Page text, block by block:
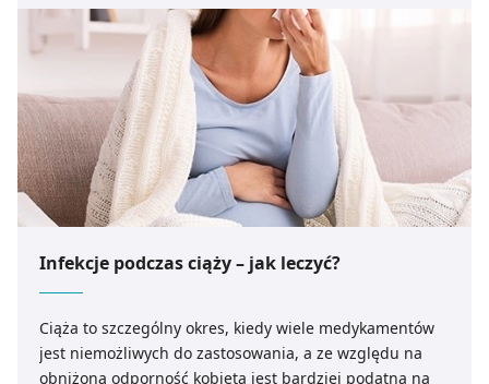
żywieniowych jak również regularnego sięgania po
kosmetyki antycellulitowe. Jak skutecznie zwalczyć
cellulit i zapobiegać jego powstawaniu?
Infekcje podczas ciąży – jak leczyć?
Ciąża to szczególny okres, kiedy wiele medykamentów
jest niemożliwych do zastosowania, a ze względu na
obniżoną odporność kobieta jest bardziej podatna na